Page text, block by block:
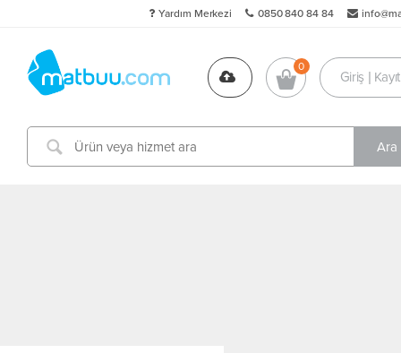
0850 840 84 84
Yardım Merkezi
Giriş | Kayıt